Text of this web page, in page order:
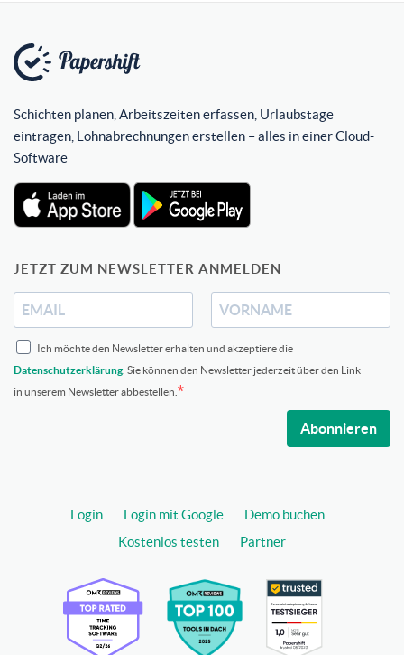
Schichten planen, Arbeitszeiten erfassen, Urlaubstage
eintragen, Lohnabrechnungen erstellen – alles in einer Cloud-
Software
JETZT ZUM NEWSLETTER ANMELDEN
Ich möchte den Newsletter erhalten und akzeptiere die
Datenschutzerklärung . Sie können den Newsletter jederzeit über den Link
in unserem Newsletter abbestellen.
Abonnieren
Login Login mit Google
Demo buchen
Kostenlos testen
Partner